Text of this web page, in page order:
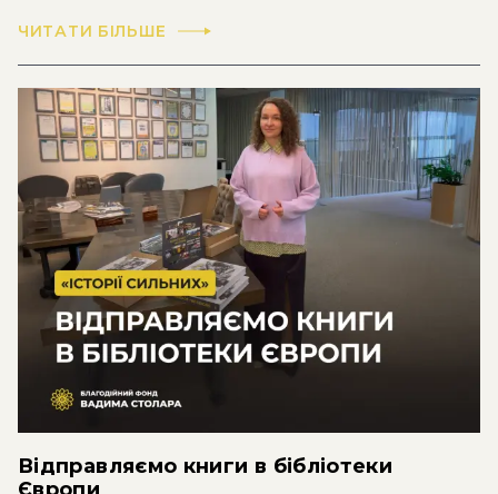
ЧИТАТИ БІЛЬШЕ
Відправляємо книги в бібліотеки